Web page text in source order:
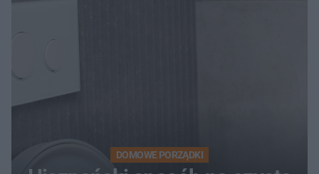
DOMOWE PORZĄDKI